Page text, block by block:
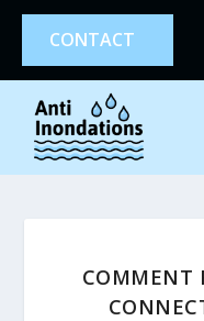
CONTACT
COMMENT